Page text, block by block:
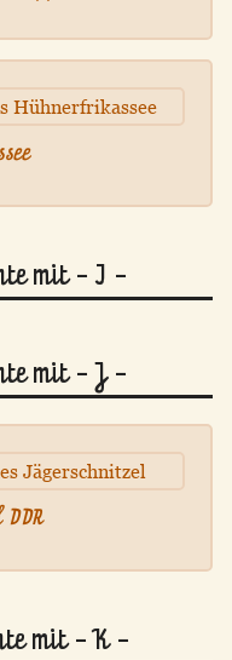
mit - I -
mit - J -
mit - K -